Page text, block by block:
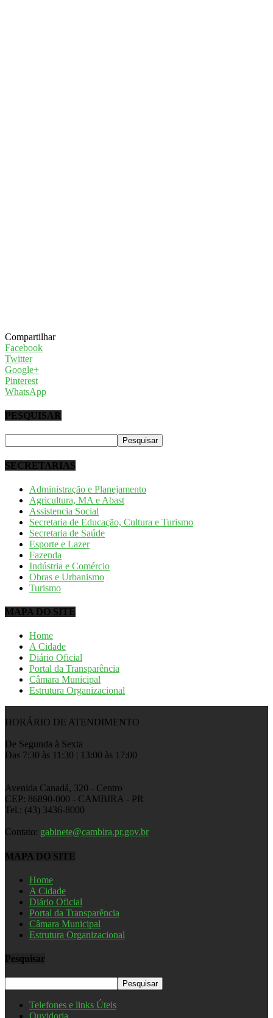
Compartilhar
Facebook
Twitter
Google+
Pinterest
WhatsApp
PESQUISAR
SECRETARIAS
Administração e Planejamento
Agricultura, MA e Abast
Assistencia Social
Secretaria de Educação, Cultura e Turismo
Secretaria de Saúde
Esporte e Lazer
Fazenda
Indústria e Comércio
Obras e Urbanismo
Turismo
MAPA DO SITE
Home
A Cidade
Diário Oficial
Portal da Transparência
Câmara Municipal
Estrutura Organizacional
HORÁRIO DE ATENDIMENTO
De Segunda à Sexta
Das 7:30 às 11:30 | 13:00 às 17:00
Avenida Canadá, 320 - Centro
CEP: 86890-000 - CAMBIRA - PR
Tel.: (43) 3436-8000
Contato: gabinete@cambira.pr.gov.br
MAPA DO SITE
Home
A Cidade
Diário Oficial
Portal da Transparência
Câmara Municipal
Estrutura Organizacional
Pesquisar
Telefones e links Úteis